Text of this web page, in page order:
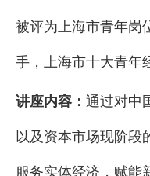
被评为上海市青年岗
手，上海市十大青年
讲座内容： 通过对中
以及资本市场现阶段
服务实体经济，赋能